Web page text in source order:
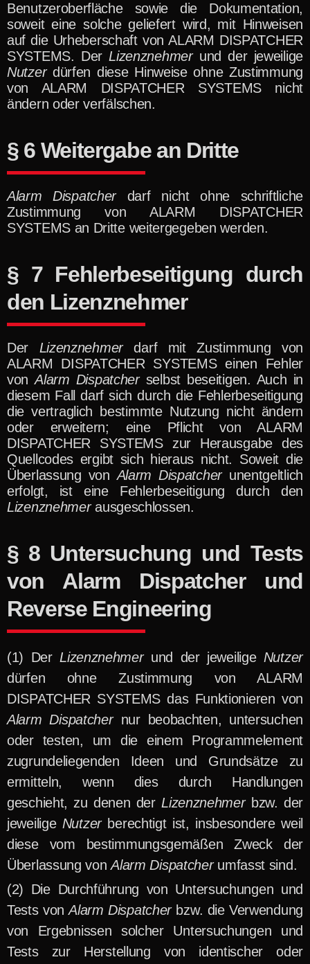
Benutzeroberfläche sowie die Dokumentation,
soweit eine solche geliefert wird, mit Hinweisen
auf die Urheberschaft von ALARM DISPATCHER
SYSTEMS. Der Lizenznehmerund der jeweilige
Nutzerdürfen diese Hinweise ohne Zustimmung
von ALARM DISPATCHER SYSTEMS nicht
ändern oder verfälschen.
§ 6 Weitergabe an Dritte
Alarm Dispatcher darf nicht ohne schriftliche
Zustimmung von ALARM DISPATCHER
SYSTEMS an Dritte weitergegeben werden.
§ 7 Fehlerbeseitigung durch
den Lizenznehmer
Der Lizenznehmerdarf mit Zustimmung von
ALARM DISPATCHER SYSTEMS einen Fehler
vonAlarm Dispatcher selbst beseitigen. Auch in
diesem Fall darf sich durch die Fehlerbeseitigung
die vertraglich bestimmte Nutzung nicht ändern
oder erweitern; eine Pflicht von ALARM
DISPATCHER SYSTEMS zur Herausgabe des
Quellcodes ergibt sich hieraus nicht. Soweit die
Überlassung vonAlarm Dispatcher unentgeltlich
erfolgt, ist eine Fehlerbeseitigung durch den
Lizenznehmerausgeschlossen.
§ 8 Untersuchung und Tests
von Alarm Dispatcher
und
Reverse Engineering
Der Lizenznehmerund der jeweilige Nutzer
dürfen ohne Zustimmung von ALARM
DISPATCHER SYSTEMS das Funktionieren von
Alarm Dispatcher nur beobachten, untersuchen
oder testen, um die einem Programmelement
zugrundeliegenden Ideen und Grundsätze zu
ermitteln, wenn dies durch Handlungen
geschieht, zu denen der Lizenznehmerbzw. der
jeweilige Nutzerberechtigt ist, insbesondere weil
diese vom bestimmungsgemäßen Zweck der
Überlassung vonAlarm Dispatcher umfasst sind.
Die Durchführung von Untersuchungen und
Tests vonAlarm Dispatcher bzw. die Verwendung
von Ergebnissen solcher Untersuchungen und
Tests zur Herstellung von identischer oder